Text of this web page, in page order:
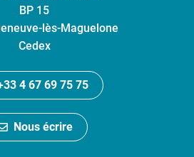
BP 15
lès-Maguelone
Cedex
4 67 69 75 75
Nous écrire